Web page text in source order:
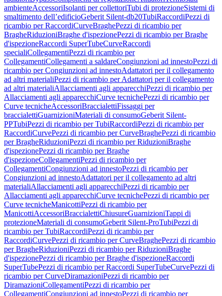
ambienteAccessoriIsolanti per collettoriTubi di protezioneSistemi di
smaltimento dell’edificioGeberit Silent-db20TubiRaccordiPezzi di
ricambio per RaccordiCurveBraghePezzi di ricambio per
BragheRiduzioniBraghe d'ispezionePezzi di ricambio per Braghe
d'ispezioneRaccordi SuperTubeCurveRaccordi
specialiCollegamentiPezzi di ricambio per
CollegamentiCollegamenti a saldareCongiunzioni ad innestoPezzi di
ricambio per Congiunzioni ad innestoAdattatori per il collegamento
ad altri materialiPezzi di ricambio per Adattatori per il collegamento
ad altri materialiAllacciamenti agli apparecchiPezzi di ricambio per
Allacciamenti agli apparecchiCurve tecnichePezzi di ricambio per
Curve tecnicheAccessoriBraccialettiFissaggi per
braccialettiGuarnizioniMateriali di consumoGeberit Silent-
PPTubiPezzi di ricambio per TubiRaccordiPezzi di ricambio per
RaccordiCurvePezzi di ricambio per CurveBraghePezzi di ricambio
per BragheRiduzioniPezzi di ricambio per RiduzioniBraghe
d'ispezionePezzi di ricambio per Braghe
d'ispezioneCollegamentiPezzi di ricambio per
CollegamentiCongiunzioni ad innestoPezzi di ricambio per
Congiunzioni ad innestoAdattatori per il collegamento ad altri
materialiAllacciamenti agli apparecchiPezzi di ricambio per
Allacciamenti agli apparecchiCurve tecnichePezzi di ricambio per
Curve tecnicheManicottiPezzi di ricambio per
ManicottiAccessoriBraccialettiChiusureGuarnizioniTappi di
protezioneMateriali di consumoGeberit Silent-ProTubiPezzi di
ricambio per TubiRaccordiPezzi di ricambio per
RaccordiCurvePezzi di ricambio per CurveBraghePezzi di ricambio
per BragheRiduzioniPezzi di ricambio per RiduzioniBraghe
d'ispezionePezzi di ricambio per Braghe d'ispezioneRaccordi
SuperTubePezzi di ricambio per Raccordi SuperTubeCurvePezzi di
ricambio per CurveDiramazioniPezzi di ricambio per
DiramazioniCollegamentiPezzi di ricambio per
CollegamentiCongiunzioni ad innestoPezzi di ricambio per